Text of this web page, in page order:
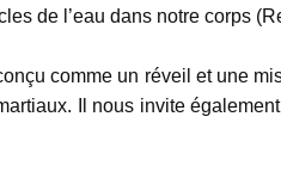
de l’eau dans notre corps
comme un réveil et une
Il nous invite